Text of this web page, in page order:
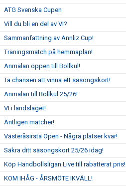
ATG Svenska Cupen
Vill du bli en del av VI?
Sammanfattning av Annliz Cup!
Träningsmatch på hemmaplan!
Anmälan öppen till Bollkul!
Ta chansen att vinna ett säsongskort!
Anmälan till Bollkul 25/26!
VI i landslaget!
Äntligen matcher!
Västeråsirsta Open - Några platser kvar!
Säkra ditt säsongskort 25/26 idag!
Köp Handbollsligan Live till rabatterat pris!
KOM IHÅG - ÅRSMÖTE IKVÄLL!